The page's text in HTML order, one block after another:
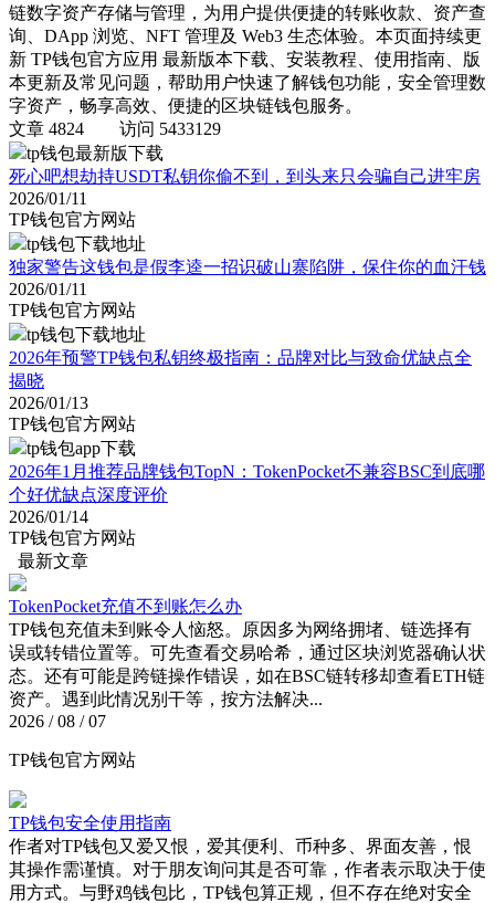
链数字资产存储与管理，为用户提供便捷的转账收款、资产查
询、DApp 浏览、NFT 管理及 Web3 生态体验。本页面持续更
新 TP钱包官方应用 最新版本下载、安装教程、使用指南、版
本更新及常见问题，帮助用户快速了解钱包功能，安全管理数
字资产，畅享高效、便捷的区块链钱包服务。
文章 4824
访问 5433129
tp钱包最新版下载
死心吧想劫持USDT私钥你偷不到，到头来只会骗自己进牢房
2026/01/11
TP钱包官方网站
tp钱包下载地址
独家警告这钱包是假李逵一招识破山寨陷阱，保住你的血汗钱
2026/01/11
TP钱包官方网站
tp钱包下载地址
2026年预警TP钱包私钥终极指南：品牌对比与致命优缺点全
揭晓
2026/01/13
TP钱包官方网站
tp钱包app下载
2026年1月推荐品牌钱包TopN：TokenPocket不兼容BSC到底哪
个好优缺点深度评价
2026/01/14
TP钱包官方网站
最新文章
TokenPocket充值不到账怎么办
TP钱包充值未到账令人恼怒。原因多为网络拥堵、链选择有
误或转错位置等。可先查看交易哈希，通过区块浏览器确认状
态。还有可能是跨链操作错误，如在BSC链转移却查看ETH链
资产。遇到此情况别干等，按方法解决...
2026 / 08 / 07
TP钱包官方网站
TP钱包安全使用指南
作者对TP钱包又爱又恨，爱其便利、币种多、界面友善，恨
其操作需谨慎。对于朋友询问其是否可靠，作者表示取决于使
用方式。与野鸡钱包比，TP钱包算正规，但不存在绝对安全